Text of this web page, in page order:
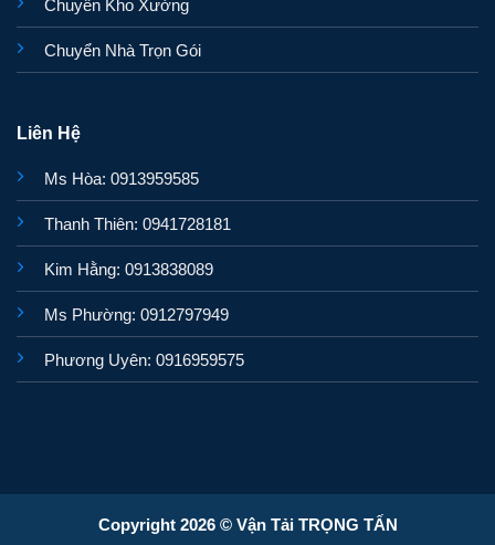
Chuyển Kho Xưởng
Chuyển Nhà Trọn Gói
Liên Hệ
Ms Hòa: 0913959585
Thanh Thiên: 0941728181
Kim Hằng: 0913838089
Ms Phường: 0912797949
Phương Uyên: 0916959575
Copyright 2026 © Vận Tải TRỌNG TẤN